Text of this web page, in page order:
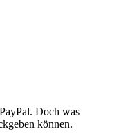
Doch was‍
⁢können.